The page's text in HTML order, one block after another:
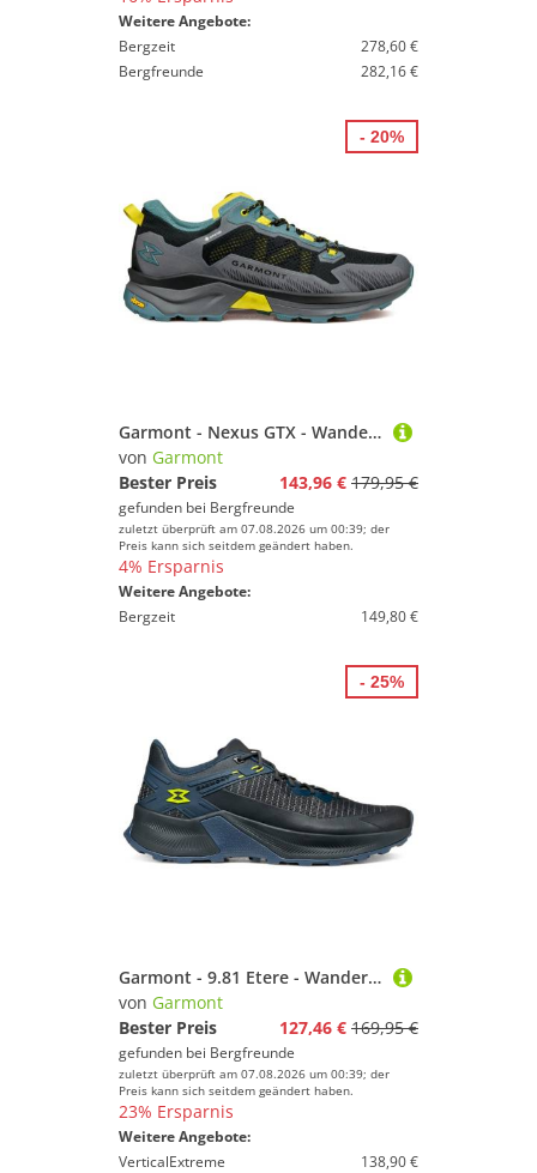
Weitere Angebote:
Bergzeit
278,60 €
Bergfreunde
282,16 €
Garmont - Nexus GTX - Wanderschuhe Gr 42 grau
von Garmont
Bester Preis
143,96 € 179,95 €
gefunden bei Bergfreunde
zuletzt überprüft am 07.08.2026 um 00:39; der
Preis kann sich seitdem geändert haben.
4% Ersparnis
Weitere Angebote:
Bergzeit
149,80 €
- 20%
Garmont - 9.81 Etere - Wanderschuhe Gr 42,5 blau
von Garmont
Bester Preis
127,46 € 169,95 €
gefunden bei Bergfreunde
zuletzt überprüft am 07.08.2026 um 00:39; der
Preis kann sich seitdem geändert haben.
23% Ersparnis
Weitere Angebote:
VerticalExtreme
138,90 €
- 25%